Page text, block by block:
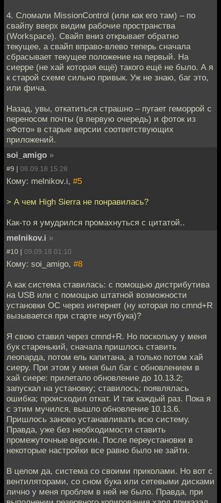
4. Сломали MissionControl (или как его там) – по
свайпу вверх видим рабочие пространства
(Workspace). Свайп вниз открывает обратно
текущее, а свайп вправо-влево теперь сначала
сбрасывает текущее положение на первый. На
сиерре (не хай которая ещё) такого ещё не было. А я
к старой схеме сильно привык. Уж не знаю, баг это,
или фича.
Назад, увы, откатиться страшно – пугает геморрой с
переносом почты (в первую очередь) и фоток из
«Фото» в старые версии соответствующих
приложений.
soi_amigo »
#9 | 08.09.18 15:28
Кому: melnikov.i, #5
> А чем High Sierra не понравилась?
Как-то я умудрился промахнуться с цитатой..
melnikov.i »
#10 | 09.09.18 01:10
Кому: soi_amigo, #8
А как система ставилась: с помощью дистрибутива
на USB или с помощью штатной возможности
установки ОС через интернет (ну которая по cmnd+R
вызывается при старте ноутбука)?
Я свою ставил через cmnd+R. Но поскольку у меня
бук старенький, сначала пришлось ставить
леопарда, потом ель капитана, а только потом хай
сиеру. При этом у меня был баг с обновлением в
хай сиере: прилетало обновление до 10.13.2;
запускал на установку; ставилось; появлялась
ошибка; происходил откат. И так каждый раз. Пока я
с этим мучился, вышло обновление 10.13.6.
Пришлось заново устанавливать всю систему.
Правда, уже без необходимости ставить
промежуточные версии. После переустановки в
некоторые настройки все равно было не зайти.
В целом да, система со своими приколами. Но вот с
вентиляторами, со сном бука или сетевыми дисками
лично у меня проблем в ней не было. Правда, при